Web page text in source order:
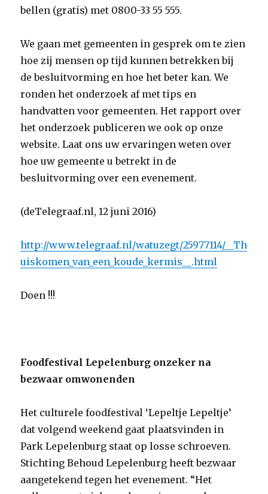
bellen (gratis) met 0800-33 55 555.
We gaan met gemeenten in gesprek om te zien
hoe zij mensen op tijd kunnen betrekken bij
de besluitvorming en hoe het beter kan. We
ronden het onderzoek af met tips en
handvatten voor gemeenten. Het rapport over
het onderzoek publiceren we ook op onze
website. Laat ons uw ervaringen weten over
hoe uw gemeente u betrekt in de
besluitvorming over een evenement.
(deTelegraaf.nl, 12 juni 2016)
http://www.telegraaf.nl/watuzegt/25977114/__Th
uiskomen_van_een_koude_kermis__.html
Doen !!!
Foodfestival Lepelenburg onzeker na
bezwaar omwonenden
Het culturele foodfestival ‘Lepeltje Lepeltje’
dat volgend weekend gaat plaatsvinden in
Park Lepelenburg staat op losse schroeven.
Stichting Behoud Lepelenburg heeft bezwaar
aangetekend tegen het evenement. “Het